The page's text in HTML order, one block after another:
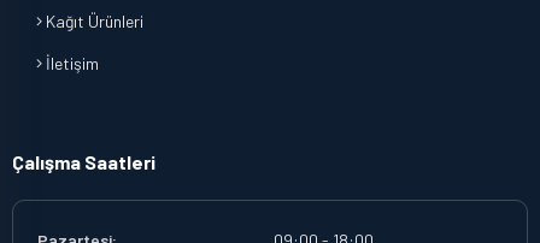
Kağıt Ürünleri
İletişim
Çalışma Saatleri